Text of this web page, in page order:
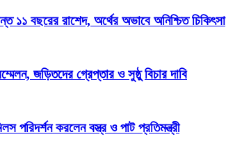
১১ বছরের রাশেদ, অর্থের অভাবে অনিশ্চিত চিকিৎসা
জড়িতদের গ্রেপ্তার ও সুষ্ঠু বিচার দাবি
পরিদর্শন করলেন বস্ত্র ও পাট প্রতিমন্ত্রী